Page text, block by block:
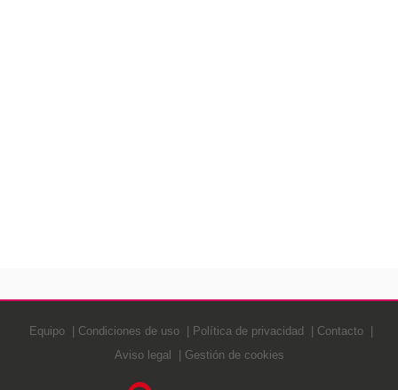
Equipo Condiciones de uso Política de privacidad
Contacto
Aviso legal
Gestión de cookies